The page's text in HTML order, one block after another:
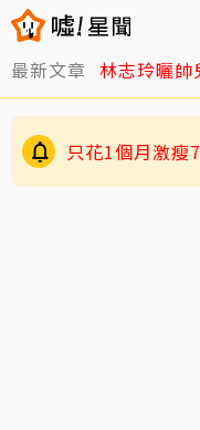
最新文章 林志玲曬帥
只花1個月激瘦